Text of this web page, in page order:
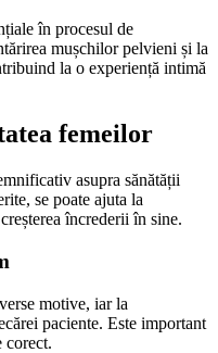
în procesul de
mușchilor pelvieni și la
la o experiență intimă
femeilor
asupra sănătății
se poate ajuta la
încrederii în sine.
motive, iar la
paciente. Este important
corect.